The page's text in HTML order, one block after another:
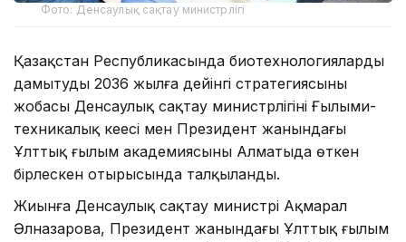
Фото: Денсаулық сақтау министрлігі
Қазақстан Республикасында биотехнологияларды
дамытудың 2036 жылға дейінгі стратегиясының
жобасы Денсаулық сақтау министрлігінің Ғылыми-
техникалық кеңесі мен Президент жанындағы
Ұлттық ғылым академиясының Алматыда өткен
бірлескен отырысында талқыланды.
Жиынға Денсаулық сақтау министрі Ақмарал
Әлназарова, Президент жанындағы Ұлттық ғылым